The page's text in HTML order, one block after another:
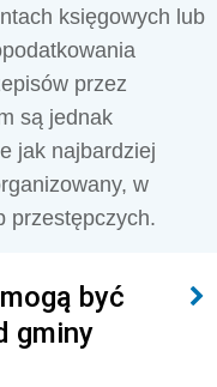
księgowych lub
przez
są jednak
jak najbardziej
w
przestępczych.
być
gminy